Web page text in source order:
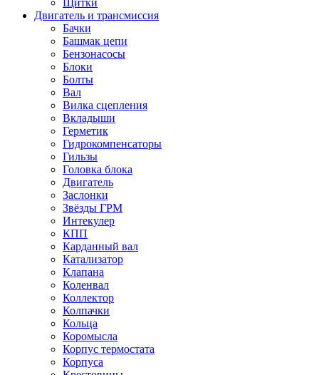
Щитки
Двигатель и трансмиссия
Бачки
Башмак цепи
Бензонасосы
Блоки
Болты
Вал
Вилка сцепления
Вкладыши
Герметик
Гидрокомпенсаторы
Гильзы
Головка блока
Двигатель
Заслонки
Звёзды ГРМ
Интекулер
КПП
Карданный вал
Катализатор
Клапана
Коленвал
Коллектор
Колпачки
Кольца
Коромысла
Корпус термостата
Корпуса